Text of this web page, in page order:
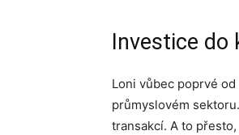
Investice do
Loni vůbec poprvé
průmyslovém
transakcí. A to